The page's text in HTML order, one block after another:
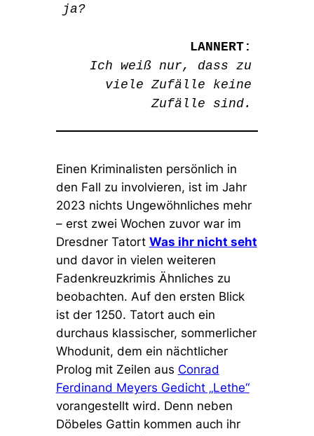
ja?
LANNERT:
Ich weiß nur, dass zu
viele Zufälle keine
Zufälle sind.
Einen Kriminalisten persönlich in
den Fall zu involvieren, ist im Jahr
2023 nichts Ungewöhnliches mehr
– erst zwei Wochen zuvor war im
Dresdner Tatort Was ihr nicht seht
und davor in vielen weiteren
Fadenkreuzkrimis Ähnliches zu
beobachten. Auf den ersten Blick
ist der 1250. Tatort auch ein
durchaus klassischer, sommerlicher
Whodunit, dem ein nächtlicher
Prolog mit Zeilen aus Conrad
Ferdinand Meyers Gedicht „Lethe“
vorangestellt wird. Denn neben
Döbeles Gattin kommen auch ihr